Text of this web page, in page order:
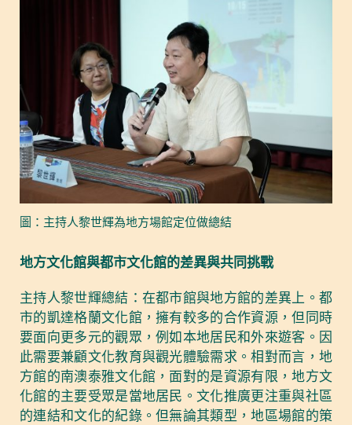
圖：主持人黎世輝為地方場館定位做總結
地方文化館與都市文化館的差異與共同挑戰
主持人黎世輝總結：在都市館與地方館的差異上。都
市的凱達格蘭文化館，擁有較多的合作資源，但同時
要面向更多元的觀眾，例如本地居民和外來遊客。因
此需要兼顧文化教育與觀光體驗需求。相對而言，地
方館的南澳泰雅文化館，面對的是資源有限，地方文
化館的主要受眾是當地居民。文化推廣更注重與社區
的連結和文化的紀錄。但無論其類型，地區場館的策